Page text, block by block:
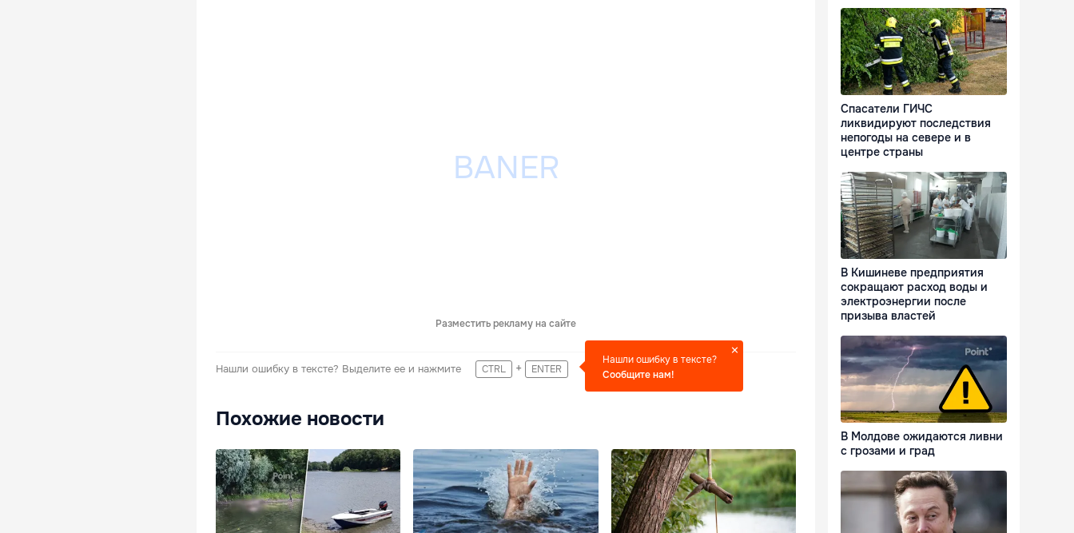
Разместить рекламу на сайте
Нашли ошибку в тексте? Выделите ее и нажмите CTRL + ENTER
Нашли ошибку в тексте?
Сообщите нам!
Похожие новости
Спасатели ГИЧС
ликвидируют последствия
непогоды на севере и в
центре страны
В Кишиневе предприятия
сокращают расход воды и
электроэнергии после
призыва властей
В Молдове ожидаются ливни
с грозами и град